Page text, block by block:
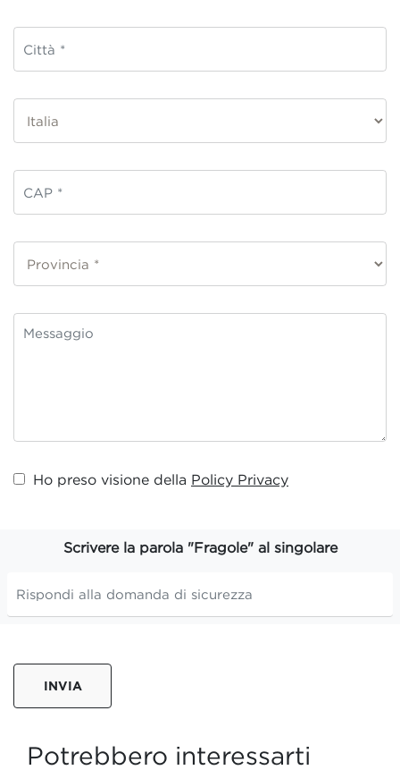
Ho preso visione della Policy Privacy
Scrivere la parola "Fragole" al singolare
INVIA
Potrebbero interessarti